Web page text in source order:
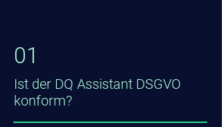
01
Ist der DQ Assistant DSGVO
konform?